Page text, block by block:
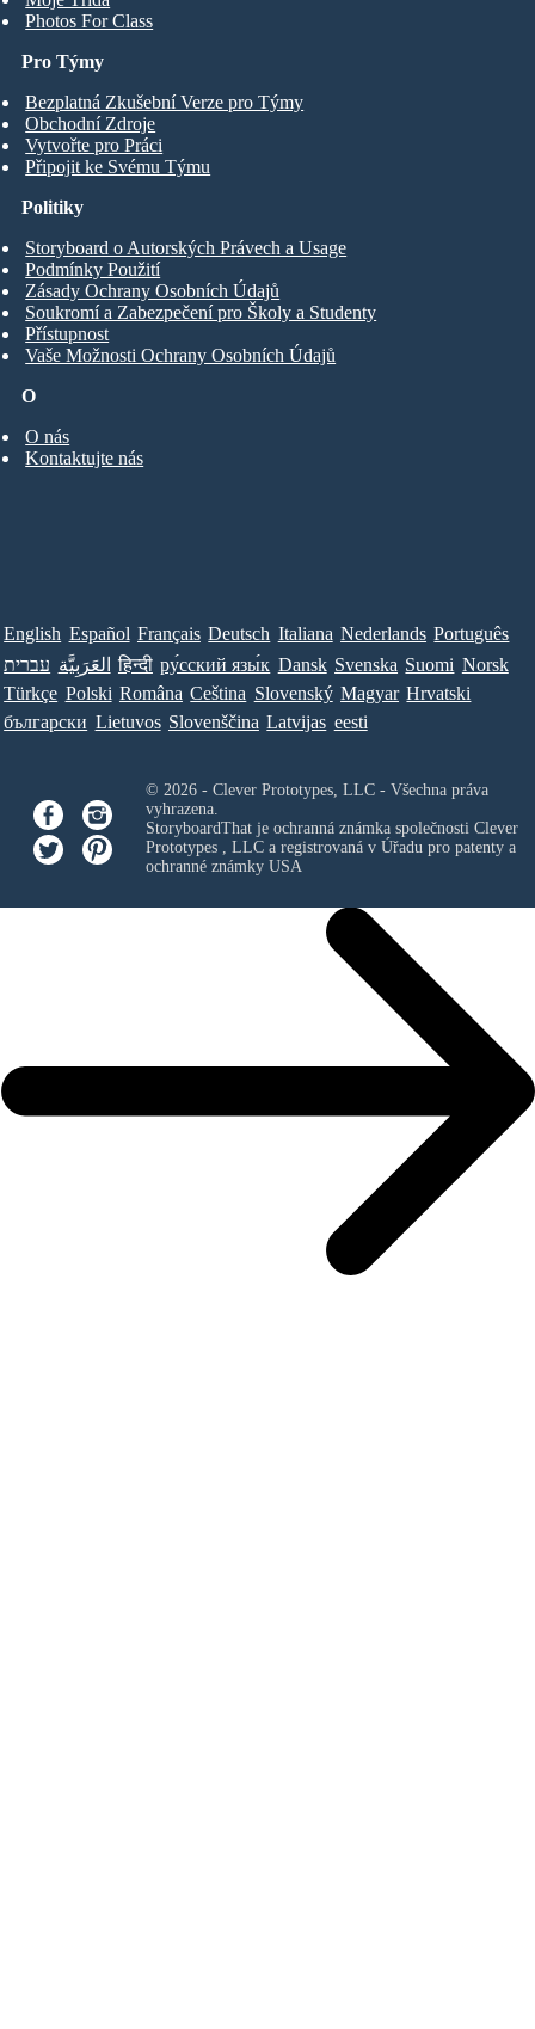
Photos For Class
Pro Týmy
Bezplatná Zkušební Verze pro Týmy
Obchodní Zdroje
Vytvořte pro Práci
Připojit ke Svému Týmu
O
O nás
Kontaktujte nás
Politiky
Storyboard o Autorských Právech a Usage
Podmínky Použití
Zásady Ochrany Osobních Údajů
Soukromí a Zabezpečení pro Školy a Studenty
Přístupnost
Vaše Možnosti Ochrany Osobních Údajů
English Español Français Deutsch Italiana Nederlands Português
עברית العَرَبِيَّة हिन्दी ру́сский язы́к Dansk Svenska Suomi Norsk
Türkçe Polski Româna Ceština Slovenský Magyar Hrvatski
български Lietuvos Slovenščina Latvijas eesti
© 2026 - Clever Prototypes, LLC - Všechna práva
vyhrazena.
StoryboardThat je ochranná známka společnosti Clever
Prototypes , LLCa registrovaná v Úřadu pro patenty a
ochranné známky USA